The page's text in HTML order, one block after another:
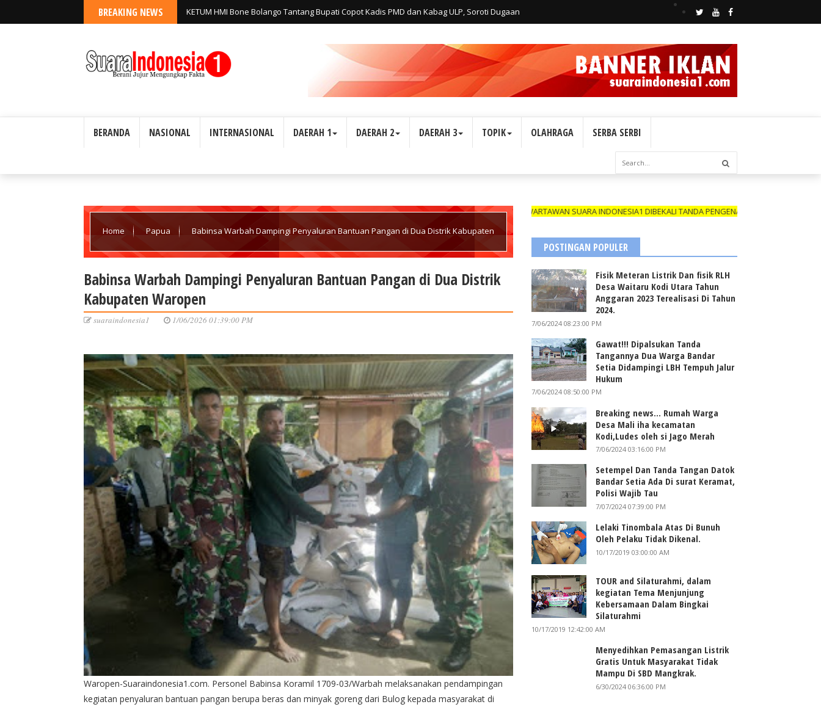
BREAKING NEWS KETUM HMI Bone Bolango Tantang Bupati Copot Kadis PMD dan Kabag ULP, Soroti Dugaan
BERANDA NASIONAL INTERNASIONAL DAERAH 1 DAERAH 2 DAERAH 3 TOPIK OLAHRAGA SERBA SERBI
Home Papua Babinsa Warbah Dampingi Penyaluran Bantuan Pangan di Dua Distrik Kabupaten
Babinsa Warbah Dampingi Penyaluran Bantuan Pangan di Dua Distrik
Kabupaten Waropen
suaraindonesia1 1/06/2026 01:39:00 PM
Waropen-Suaraindonesia1.com. Personel Babinsa Koramil 1709-03/Warbah melaksanakan pendampingan
kegiatan penyaluran bantuan pangan berupa beras dan minyak goreng dari Bulog kepada masyarakat di
WARTAWAN SUARA INDONESIA1 DIBEKALI TANDA PENGENAL (ID CARD) YANG MASIH
POSTINGAN POPULER
Fisik Meteran Listrik Dan fisik RLH
Desa Waitaru Kodi Utara Tahun
Anggaran 2023 Terealisasi Di Tahun
2024.
7/06/2024 08:23:00 PM
Gawat!!! Dipalsukan Tanda
Tangannya Dua Warga Bandar
Setia Didampingi LBH Tempuh Jalur
Hukum
7/06/2024 08:50:00 PM
Breaking news... Rumah Warga
Desa Mali iha kecamatan
Kodi,Ludes oleh si Jago Merah
7/06/2024 03:16:00 PM
Setempel Dan Tanda Tangan Datok
Bandar Setia Ada Di surat Keramat,
Polisi Wajib Tau
7/07/2024 07:39:00 PM
Lelaki Tinombala Atas Di Bunuh
Oleh Pelaku Tidak Dikenal.
10/17/2019 03:00:00 AM
TOUR and Silaturahmi, dalam
kegiatan Tema Menjunjung
Kebersamaan Dalam Bingkai
Silaturahmi
10/17/2019 12:42:00 AM
Menyedihkan Pemasangan Listrik
Gratis Untuk Masyarakat Tidak
Mampu Di SBD Mangkrak.
6/30/2024 06:36:00 PM